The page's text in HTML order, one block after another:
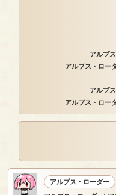
アルプ
アルプス・ロー
アルプ
アルプス・ロー
アルプス・ローダー